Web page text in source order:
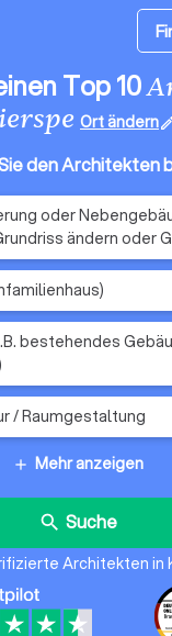
Top 10
Ort ändern
den Architekten
oder
ändern oder
bestehendes
/ Raumgestaltung
add Mehr anzeigen
search Suche
Architekten in